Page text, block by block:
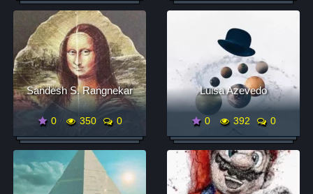
Sandesh S. Rangnekar
0 350 0
Luisa Azevedo
0 392 0